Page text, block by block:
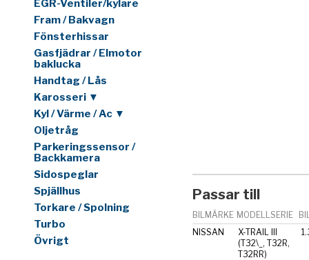
EGR-Ventiler/kylare
Fram / Bakvagn
Fönsterhissar
Gasfjädrar / Elmotor
baklucka
Handtag / Lås
Karosseri ▼
Kyl / Värme / Ac ▼
Oljetråg
Parkeringssensor /
Backkamera
Sidospeglar
Spjällhus
Torkare / Spolning
Turbo
Övrigt
Passar till
BILMÄRKE MODELLSERIE
NISSAN
X-TRAIL III
(T32\_, T32R,
T32RR)